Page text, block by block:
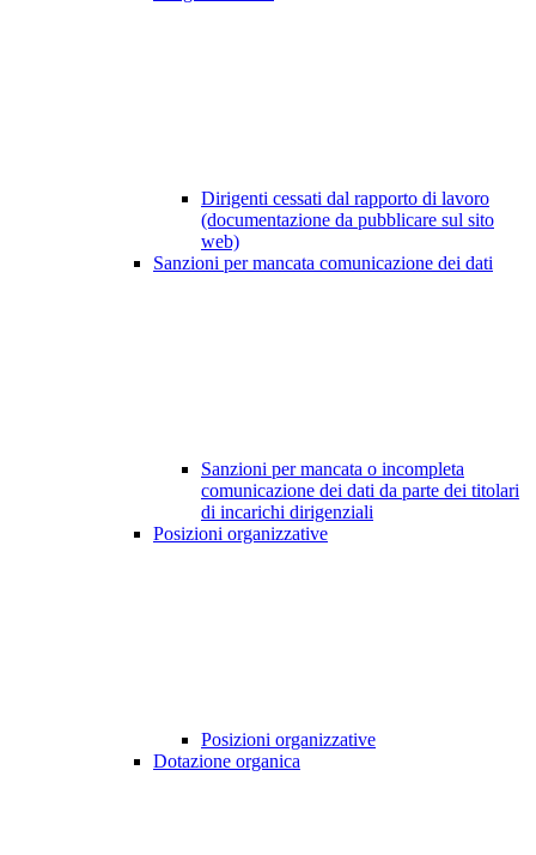
Dirigenti cessati dal rapporto di lavoro
(documentazione da pubblicare sul sito
web)
Sanzioni per mancata comunicazione dei dati
Sanzioni per mancata o incompleta
comunicazione dei dati da parte dei titolari
di incarichi dirigenziali
Posizioni organizzative
Posizioni organizzative
Dotazione organica